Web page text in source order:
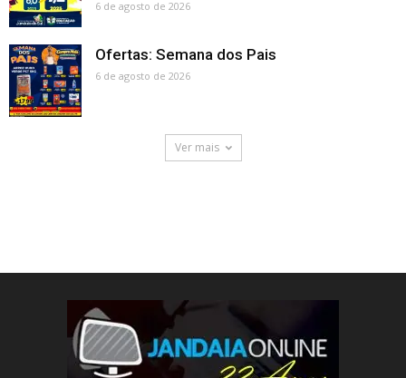
6 de agosto de 2026
Ofertas: Semana dos Pais
6 de agosto de 2026
Ver mais